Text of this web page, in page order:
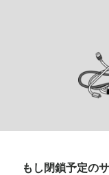
もし閉鎖予定の